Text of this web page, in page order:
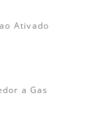
Ativado
a Gas